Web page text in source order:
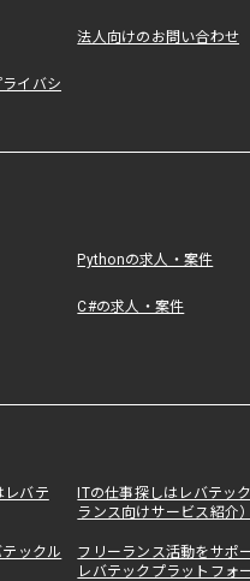
法人向けのお問い合わせ
イバシ
Pythonの求人・案件
C#の求人・案件
レバテ
ITの仕事探しはレバテッ
ランス向けサービス紹介）
ックル
フリーランス活動をサポ
レバテックプラットフォ